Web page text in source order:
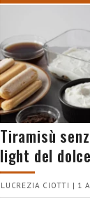
Tiramisù
light del
LUCREZIA CIOTTI | 1